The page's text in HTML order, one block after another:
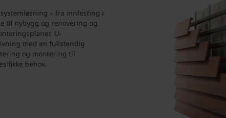
– fra innfesting i
til nybygg og renovering og
U-
med en fullstendig
og montering til
behov.